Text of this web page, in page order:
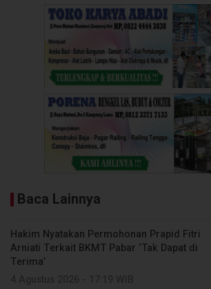
Baca Lainnya
Hakim Nyatakan Permohonan Prapid Fitri
Arniati Terkait BKMT Pabar ‘Tak Dapat di
Terima’